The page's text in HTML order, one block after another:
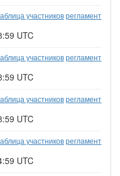
участниковрегламент
UTC
участниковрегламент
UTC
участниковрегламент
UTC
участниковрегламент
UTC